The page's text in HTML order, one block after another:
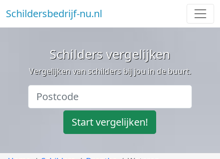
Schildersbedrijf-nu.nl
Schilders vergelijken
Vergelijken van schilders bij jou in de buurt.
Start vergelijken!